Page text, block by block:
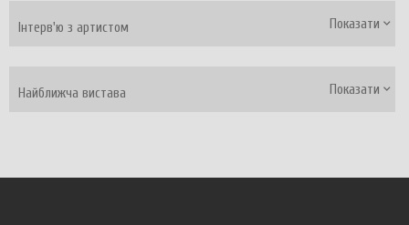
Інтерв'ю з артистом Показати
Найближча вистава Показати